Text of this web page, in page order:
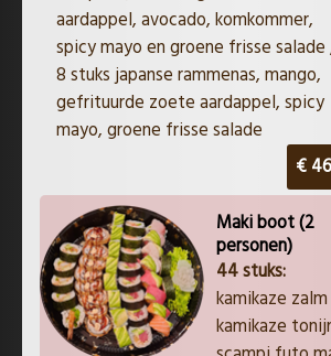
aardappel, avocado, komkommer,
spicy mayo en groene frisse
8 stuks japanse rammenas, mango,
gefrituurde zoete aardappel, spicy
mayo, groene frisse salade
€
Maki boot (2
personen)
44 stuks:
kamikaze
kamikaze